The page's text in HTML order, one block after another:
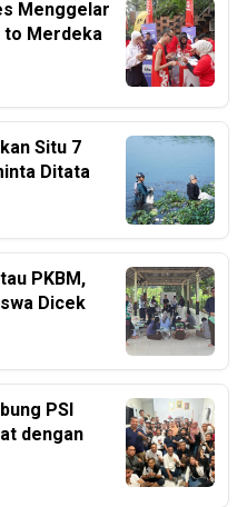
Menggelar
to Merdeka
Situ 7
Ditata
PKBM,
Dicek
PSI
dengan